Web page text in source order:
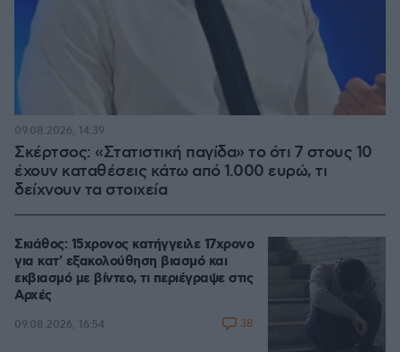
Σκέρτσος: «Στατιστική παγίδα» το ότι 7 στους 10
έχουν καταθέσεις κάτω από 1.000 ευρώ, τι
δείχνουν τα στοιχεία
09.08.2026, 14:39
Σκιάθος: 15χρονος κατήγγειλε 17χρονο
για κατ' εξακολούθηση βιασμό και
εκβιασμό με βίντεο, τι περιέγραψε στις
Αρχές
09.08.2026, 16:54 38